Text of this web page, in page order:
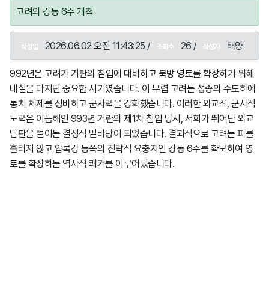
고려의 강동 6주 개척
작성일 2026.06.02 오전 11:43:25 / 조회수 26 / 작성자 태양
992년은 고려가 거란의 침입에 대비하고 북방 영토를 확장하기 위해
내실을 다지던 중요한 시기였습니다. 이 무렵 고려는 성종의 주도하에
통치 체제를 정비하고 군사력을 강화했습니다. 이러한 외교적, 군사적
노력은 이듬해인 993년 거란의 제1차 침입 당시, 서희가 뛰어난 외교
담판을 벌이는 결정적 밑바탕이 되었습니다. 결과적으로 고려는 피를
흘리지 않고 압록강 동쪽의 전략적 요충지인 강동 6주를 확보하여 영
토를 확장하는 역사적 쾌거를 이루어냈습니다.